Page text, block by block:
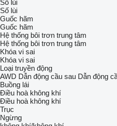
Số lùi
Số lùi
Guốc hãm
Guốc hãm
Hệ thống bôi trơn trung tâm
Hệ thống bôi trơn trung tâm
Khóa vi sai
Khóa vi sai
Loại truyền động
AWD Dẫn động cầu sau Dẫn động
Buồng lái
Điều hoà không khí
Điều hoà không khí
Trục
Ngừng